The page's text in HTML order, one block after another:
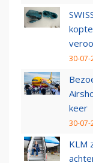
30-07-
keer
30-07-
KLM